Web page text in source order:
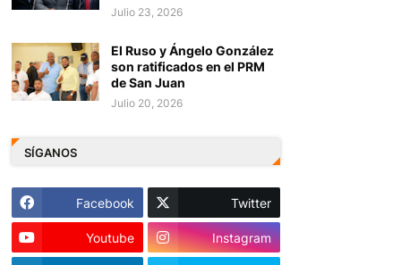
Julio 23, 2026
El Ruso y Ángelo González
son ratificados en el PRM
de San Juan
Julio 20, 2026
SÍGANOS
Facebook Twitter
Youtube Instagram